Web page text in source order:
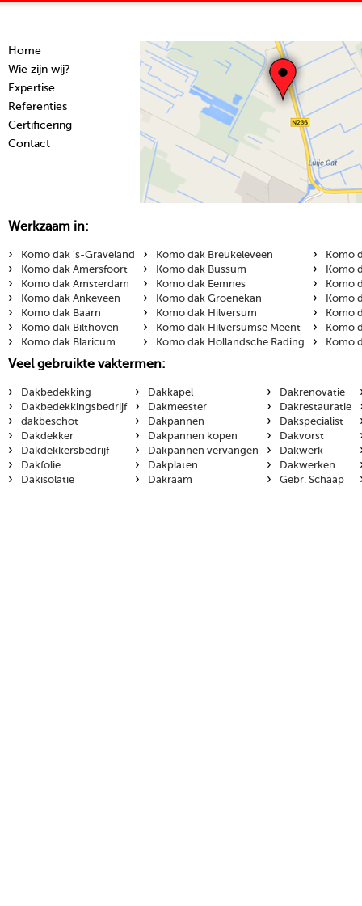
Home
Wie zijn wij?
Expertise
Referenties
Certificering
Contact
Werkzaam in:
›
Komo dak 's-Graveland
› Komo dak Amersfoort
› Komo dak Amsterdam
› Komo dak Ankeveen
› Komo dak Baarn
› Komo dak Bilthoven
› Komo dak Blaricum
› Komo dak Breukeleveen
› Komo dak Bussum
› Komo dak Eemnes
› Komo dak Groenekan
› Komo dak Hilversum
› Komo dak Hilversumse Meent
› Komo dak Hollandsche Rading
› Komo
› Komo
› Komo
› Komo
› Komo
› Komo
› Komo
Veel gebruikte vaktermen:
›
Dakbedekking
› Dakbedekkingsbedrijf
› dakbeschot
› Dakdekker
› Dakdekkersbedrijf
› Dakfolie
› Dakisolatie
› Dakkapel
› Dakmeester
› Dakpannen
› Dakpannen kopen
› Dakpannen vervangen
› Dakplaten
› Dakraam
› Dakrenovatie
› Dakrestauratie
› Dakspecialist
› Dakvorst
› Dakwerk
› Dakwerken
› Gebr. Schaap